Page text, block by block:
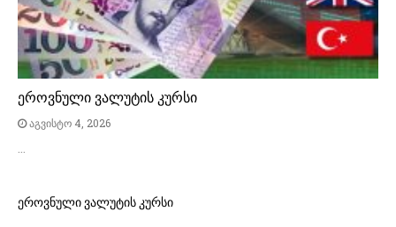
ეროვნული ვალუტის კურსი
აგვისტო 4, 2026
ეროვნული ვალუტის კურსი